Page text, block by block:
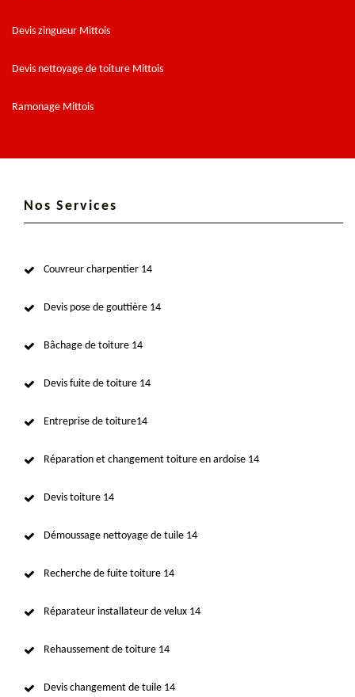
Devis zingueur Mittois
Devis nettoyage de toiture Mittois
Ramonage Mittois
Nos Services
Couvreur charpentier 14
Devis pose de gouttière 14
Bâchage de toiture 14
Devis fuite de toiture 14
Entreprise de toiture14
Réparation et changement toiture en ardoise 14
Devis toiture 14
Démoussage nettoyage de tuile 14
Recherche de fuite toiture 14
Réparateur installateur de velux 14
Rehaussement de toiture 14
Devis changement de tuile 14